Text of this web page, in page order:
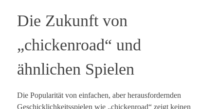
Die Zukunft von
„chickenroad“ und
ähnlichen Spielen
Die Popularität von einfachen, aber herausfordernden
Geschicklichkeitsspielen wie „chickenroad“ zeigt keinen